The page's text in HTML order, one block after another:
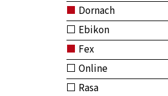
Dornach
Ebikon
Fex
Online
Rasa